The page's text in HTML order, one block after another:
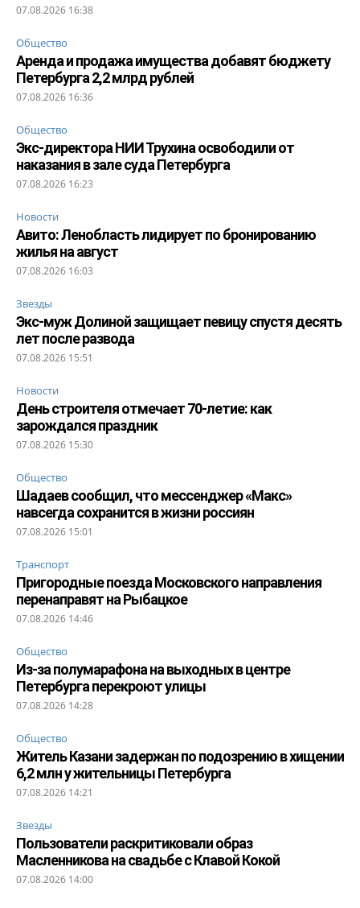
07.08.2026 16:38
Общество
Аренда и продажа имущества добавят бюджету
Петербурга 2,2 млрд рублей
07.08.2026 16:36
Общество
Экс-директора НИИ Трухина освободили от
наказания в зале суда Петербурга
07.08.2026 16:23
Новости
Авито: Ленобласть лидирует по бронированию
жилья на август
07.08.2026 16:03
Звезды
Экс-муж Долиной защищает певицу спустя десять
лет после развода
07.08.2026 15:51
Новости
День строителя отмечает 70-летие: как
зарождался праздник
07.08.2026 15:30
Общество
Шадаев сообщил, что мессенджер «Макс»
навсегда сохранится в жизни россиян
07.08.2026 15:01
Транспорт
Пригородные поезда Московского направления
перенаправят на Рыбацкое
07.08.2026 14:46
Общество
Из-за полумарафона на выходных в центре
Петербурга перекроют улицы
07.08.2026 14:28
Общество
Житель Казани задержан по подозрению в хищении
6,2 млн у жительницы Петербурга
07.08.2026 14:21
Звезды
Пользователи раскритиковали образ
Масленникова на свадьбе с Клавой Кокой
07.08.2026 14:00